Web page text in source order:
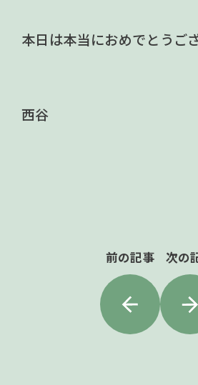
本日は本当におめでとうご
西谷
前の記事 次の